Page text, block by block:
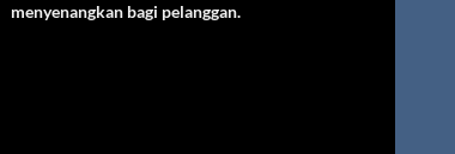
menyenangkan bagi pelanggan.